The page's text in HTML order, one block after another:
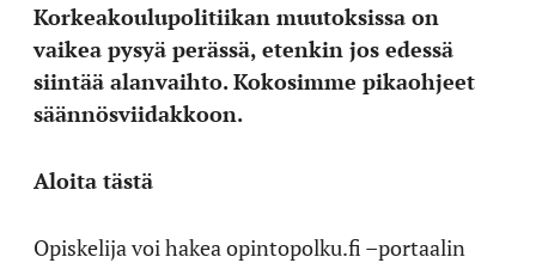
Korkeakoulupolitiikan muutoksissa on
vaikea pysyä perässä, etenkin jos edessä
siintää alanvaihto. Kokosimme pikaohjeet
säännösviidakkoon.
Aloita tästä
Opiskelija voi hakea opintopolku.fi –portaalin